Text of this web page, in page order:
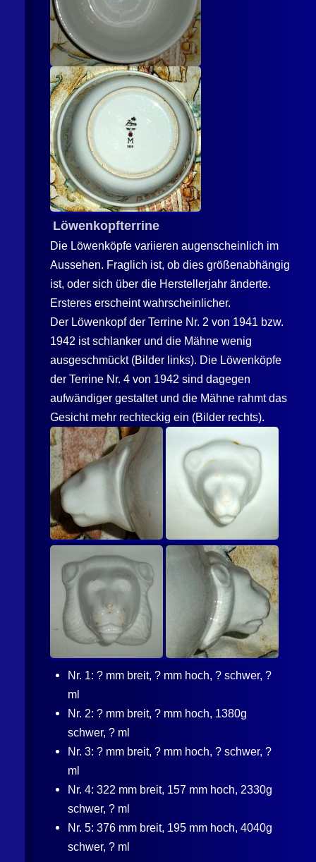
Löwenkopfterrine
Die Löwenköpfe variieren augenscheinlich im
Aussehen. Fraglich ist, ob dies größenabhängig
ist, oder sich über die Herstellerjahr änderte.
Ersteres erscheint wahrscheinlicher.
Der Löwenkopf der Terrine Nr. 2 von 1941 bzw.
1942 ist schlanker und die Mähne wenig
ausgeschmückt (Bilder links). Die Löwenköpfe
der Terrine Nr. 4 von 1942 sind dagegen
aufwändiger gestaltet und die Mähne rahmt das
Gesicht mehr rechteckig ein (Bilder rechts).
Nr. 1: ? mm breit, ? mm hoch, ? schwer, ?
ml
Nr. 2: ? mm breit, ? mm hoch, 1380g
schwer, ? ml
Nr. 3: ? mm breit, ? mm hoch, ? schwer, ?
ml
Nr. 4: 322 mm breit, 157 mm hoch, 2330g
schwer, ? ml
Nr. 5: 376 mm breit, 195 mm hoch, 4040g
schwer, ? ml